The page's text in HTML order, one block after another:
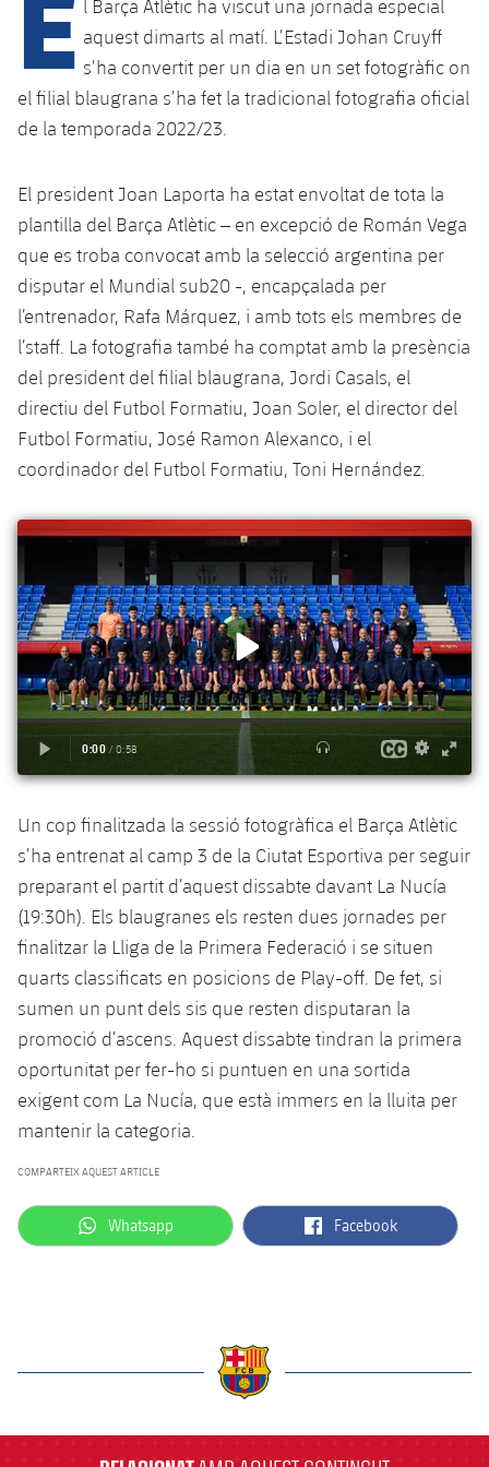
plusicon
més
Instal·lacions
Spotify Camp Nou
Palau Blaugrana
Estadi Johan Cruyff
Barça Cafe
La Masia
plusicon
més
Serveis
Accessibilitat
plusicon
més
Instal·lacions
SUB13
SUB12
SUB11 B
SUB10 A
SUB10 B
SUB9 A
SUB8 A
SUB8 B
SUB13 B
SUB12 C
Entrades
Gameday Shows
Classificacions
Jugadors
Fotos
Història
Palmarès
Base
Barça Atlètic
Cadet B
Infantil A
Infantil B
Mini
Campus Estiu
PLUSICON
MÉS
Primer Equip
plusicon
més
Actualitat
Calendari
Entrades
Resultats
Classificació
Jugadors
Història
Palmarès
Barça Atlètic
plusicon
més
Actualitat
Calendari
Resultats
Classificació
Jugadors
Fotos
Base
plusicon
més
Actualitat
Juvenil
Cadet A
Cadet B
Infantil A
Infantil B
PLUSICON
MÉS
Primer equip
plusicon
més
Actualitat
Calendari
Entrades
Resultats
Classificació
Jugadors
Fotos
Història
plusicon
més
Actualitat
Calendari
Resultats
Jugadors
Classificació
Actualitat
Juvenil
Cadet
Infantil
Campus Verano
PLUSICON
MÉS
Primer equip
plusicon
més
Actualitat
Calendari
Entrades
Resultats
Classificació
Jugadors
Fotos
Història
Barça Atlètic
plusicon
més
Actualitat
Calendari
Resultats
Jugadors
Classificació
Base
plusicon
més
Actualitat
Barça C
Junior
Juvenil
Infantil
Aleví
Campus Estiu
PLUSICON
MÉS
Informació general
plusicon
Notícies
Atletisme
plusicon
més
Actualitat
Masculí
Femení
Agenda
Bàsquet en cadira de rodes
plusicon
Actualitat
Calendari
Hockey gel
Jugadors
plusicon
més
Hockey Herba Femení
Plantilla
Rugby
Actualitat
Voleibol
l Barça Atlètic ha viscut una jornada especial
aquest dimarts al matí. L’Estadi Johan Cruyff
s’ha convertit per un dia en un set fotogràfic on
el filial blaugrana s’ha fet la tradicional fotografia oficial
de la temporada 2022/23.
El president Joan Laporta ha estat envoltat de tota la
plantilla del Barça Atlètic – en excepció de Román Vega
que es troba convocat amb la selecció argentina per
disputar el Mundial sub20 -, encapçalada per
l’entrenador, Rafa Márquez, i amb tots els membres de
l’staff. La fotografia també ha comptat amb la presència
del president del filial blaugrana, Jordi Casals, el
directiu del Futbol Formatiu, Joan Soler, el director del
Futbol Formatiu, José Ramon Alexanco, i el
coordinador del Futbol Formatiu, Toni Hernández.
Un cop finalitzada la sessió fotogràfica el Barça Atlètic
s’ha entrenat al camp 3 de la Ciutat Esportiva per seguir
preparant el partit d’aquest dissabte davant La Nucía
(19:30h). Els blaugranes els resten dues jornades per
finalitzar la Lliga de la Primera Federació i se situen
quarts classificats en posicions de Play-off. De fet, si
sumen un punt dels sis que resten disputaran la
promoció d’ascens. Aquest dissabte tindran la primera
oportunitat per fer-ho si puntuen en una sortida
exigent com La Nucía, que està immers en la lluita per
mantenir la categoria.
COMPARTEIX AQUEST ARTICLE
label.aria.whatsapp
Whatsapp label.aria.facebook
Facebook